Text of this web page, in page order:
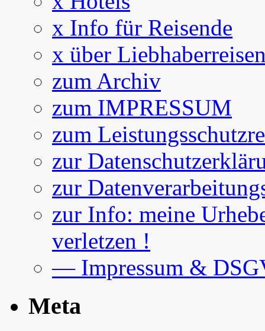
x Info für Reisende
x über
zum Archiv
zum IMPRESSUM
zum
zur
zur
zur Info: meine
verletzen !
— Impressum &
Meta